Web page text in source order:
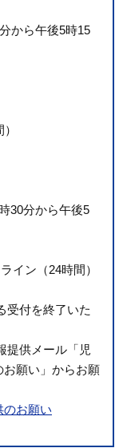
から午後5時15
30分から午後5
イン（24時間）
受付を終了いた
提供メール「児
願い」からお願
のお願い